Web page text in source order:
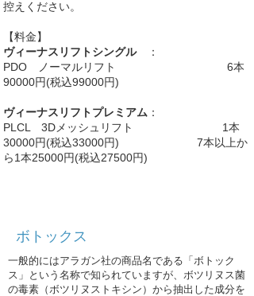
控えください。
【料金】
ヴィーナスリフトシングル：
PDO ノーマルリフト 6本
90000円(税込99000円)
ヴィーナスリフトプレミアム ：
PLCL 3Dメッシュリフト 1本
30000円(税込33000円) 7本以上か
ら1本25000円(税込27500円)
​ボトックス
一般的にはアラガン社の商品名である「ボトック
ス」という名称で知られていますが、ボツリヌス菌
の毒素（ボツリヌストキシン）から抽出した成分を